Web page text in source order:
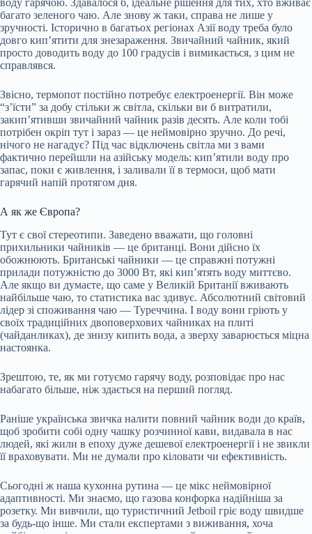
воду гарячою. Здавалося б, ідеальне рішення для тих, хто вживає
багато зеленого чаю. Але знову ж таки, справа не лише у
зручності. Історично в багатьох регіонах Азії воду треба було
довго кип’ятити для знезараження. Звичайний чайник, який
просто доводить воду до 100 градусів і вимикається, з цим не
справлявся.
Звісно, термопот постійно потребує електроенергії. Він може
“з’їсти” за добу стільки ж світла, скільки ви б витратили,
закип’ятивши звичайний чайник разів десять. Але коли тобі
потрібен окріп тут і зараз — це неймовірно зручно. До речі,
нічого не нагадує? Під час відключень світла ми з вами
фактично перейшли на азійську модель: кип’ятили воду про
запас, поки є живлення, і заливали її в термоси, щоб мати
гарячий напій протягом дня.
А як же Європа?
Тут є свої стереотипи. Заведено вважати, що головні
прихильники чайників — це британці. Вони дійсно їх
обожнюють. Британські чайники — це справжні потужні
прилади потужністю до 3000 Вт, які кип’ятять воду миттєво.
Але якщо ви думаєте, що саме у Великій Британії вживають
найбільше чаю, то статистика вас здивує. Абсолютний світовий
лідер зі споживання чаю — Туреччина. І воду вони гріють у
своїх традиційних двоповерхових чайниках на плиті
(чайданликах), де знизу кипить вода, а зверху заварюється міцна
настоянка.
Зрештою, те, як ми готуємо гарячу воду, розповідає про нас
набагато більше, ніж здається на перший погляд.
Раніше українська звичка налити повний чайник води до країв,
щоб зробити собі одну чашку розчинної кави, видавала в нас
людей, які жили в епоху дуже дешевої електроенергії і не звикли
її враховувати. Ми не думали про кіловати чи ефективність.
Сьогодні ж наша кухонна рутина — це мікс неймовірної
адаптивності. Ми знаємо, що газова конфорка надійніша за
розетку. Ми вивчили, що туристичний Jetboil гріє воду швидше
за будь-що інше. Ми стали експертами з виживання, хоча